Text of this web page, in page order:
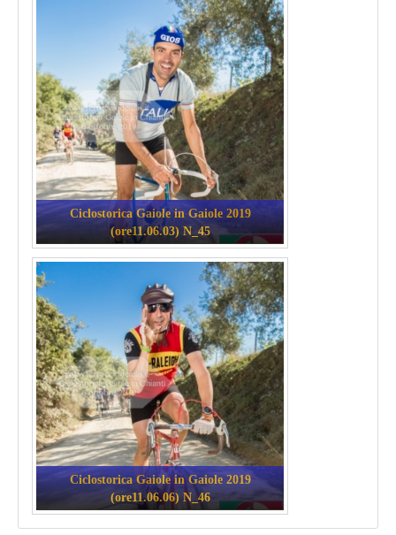
Ciclostorica Gaiole in Gaiole 2019
(ore11.06.03) N_45
Ciclostorica Gaiole in Gaiole 2019
(ore11.06.06) N_46